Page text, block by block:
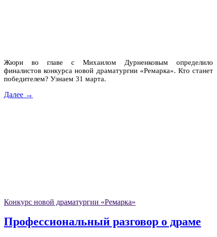
Жюри во главе с Михаилом Дурненковым определило
финалистов конкурса новой драматургии «Ремарка». Кто станет
победителем? Узнаем 31 марта.
Далее →
Конкурс новой драматургии «Ремарка»
Профессиональный разговор о драме